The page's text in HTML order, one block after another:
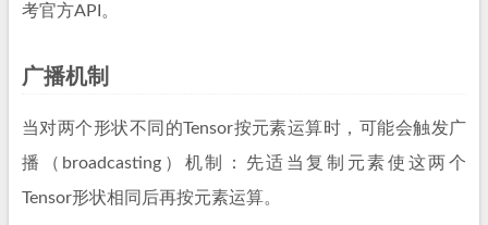
考官方API。
广播机制
当对两个形状不同的Tensor按元素运算时，可能会触发广
播（broadcasting）机制：先适当复制元素使这两个
Tensor形状相同后再按元素运算。